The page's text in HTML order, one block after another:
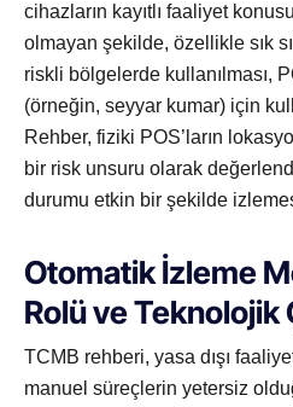
cihazların kayıtlı faaliyet
olmayan şekilde, özellikle sık
riskli bölgelerde kullanılması,
(örneğin, seyyar kumar) için
Rehber, fiziki POS’ların
bir risk unsuru olarak
durumu etkin bir şekilde
Otomatik İzleme
Rolü ve Teknolojik
TCMB rehberi, yasa dışı
manuel süreçlerin yetersiz